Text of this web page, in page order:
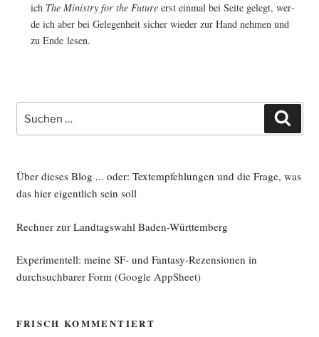
ich The Minis­try for the Futureerst ein­mal bei Sei­te gelegt, wer­
de ich aber bei Gele­gen­heit sicher wie­der zur Hand neh­men und
zu Ende lesen.
nach:
Über dieses Blog ... oder: Textempfehlungen und die Frage, was
das hier eigentlich sein soll
Rechner zur Landtagswahl Baden-Württemberg
Experimentell: meine SF- und Fantasy-Rezensionen in
durchsuchbarer Form(Google AppSheet)
FRISCH KOMMENTIERT